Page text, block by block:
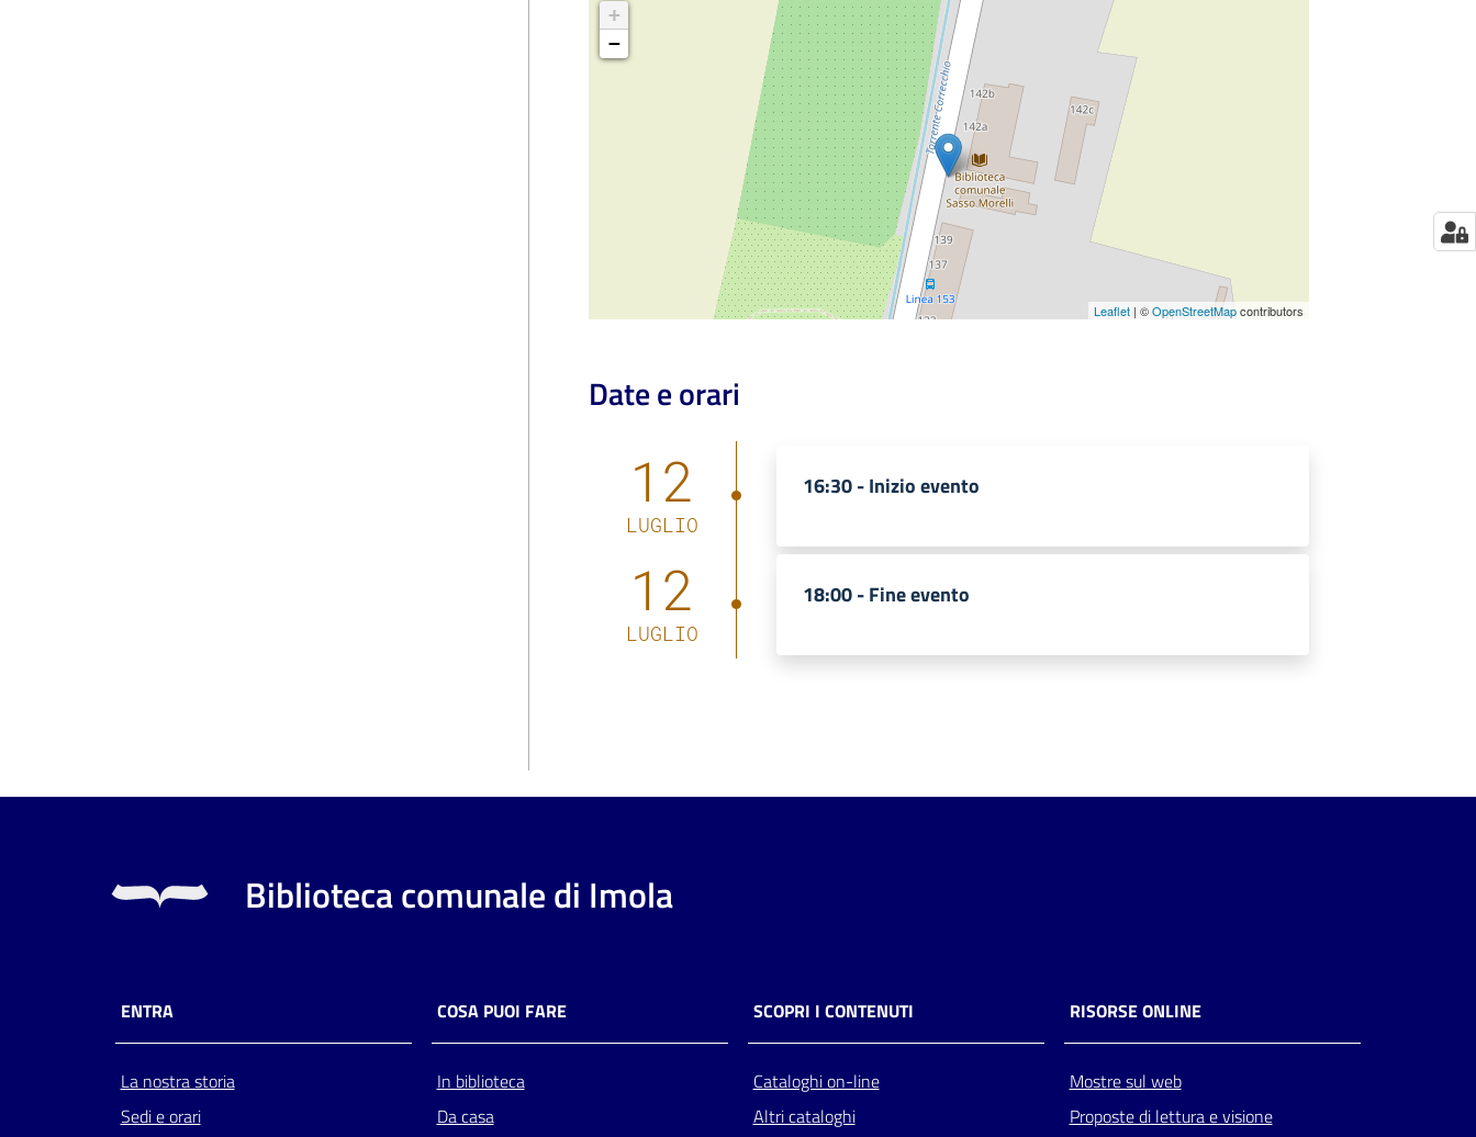
+
−
Leaflet| ©OpenStreetMapcontributors
Date e orari
12
LUGLIO
16:30 -Inizio evento
12
LUGLIO
18:00 -Fine evento
Biblioteca comunale di Imola
ENTRA
La nostra storia
Sedi e orari
COSA PUOI FARE
In biblioteca
Da casa
SCOPRI I CONTENUTI
Cataloghi on-line
Altri cataloghi
RISORSE ONLINE
Mostre sul web
Proposte di lettura e visione